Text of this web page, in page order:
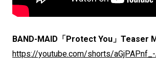
BAND-MAID「Protect You」Teaser
https://youtube.com/shorts/